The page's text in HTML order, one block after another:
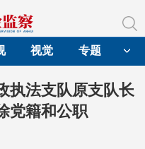
视觉 专题
执法支队原支队长
党籍和公职